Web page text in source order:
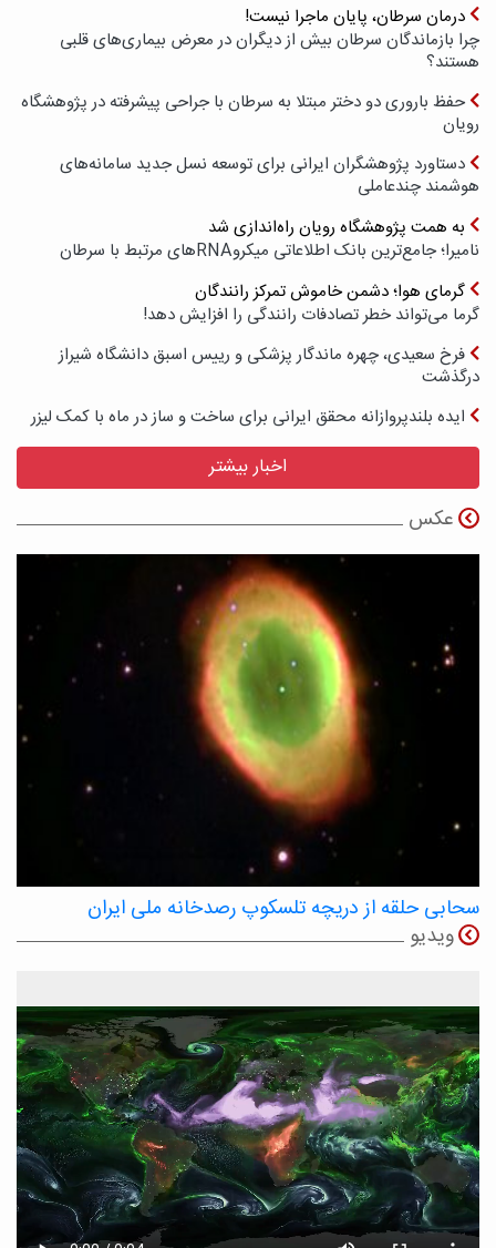
درمان سرطان، پایان ماجرا نیست!
چرا بازماندگان سرطان بیش از دیگران در معرض بیماری‌های قلبی
هستند؟
حفظ باروری دو دختر مبتلا به سرطان با جراحی پیشرفته در پژوهشگاه
رویان
دستاورد پژوهشگران ایرانی برای توسعه نسل جدید سامانه‌های
هوشمند چندعاملی
به همت پژوهشگاه رویان راه‌اندازی شد
نامیرا؛ جامع‌ترین بانک اطلاعاتی میکروRNAهای مرتبط با سرطان
گرمای هوا؛ دشمن خاموش تمرکز رانندگان
گرما می‌تواند خطر تصادفات رانندگی را افزایش دهد!
فرخ سعیدی، چهره ماندگار پزشکی و رییس اسبق دانشگاه شیراز
درگذشت
ایده بلندپروازانه محقق ایرانی برای ساخت و ساز در ماه با کمک لیزر
اخبار بیشتر
عکس
سحابی حلقه از دریچه تلسکوپ رصدخانه ملی ایران
ویدیو